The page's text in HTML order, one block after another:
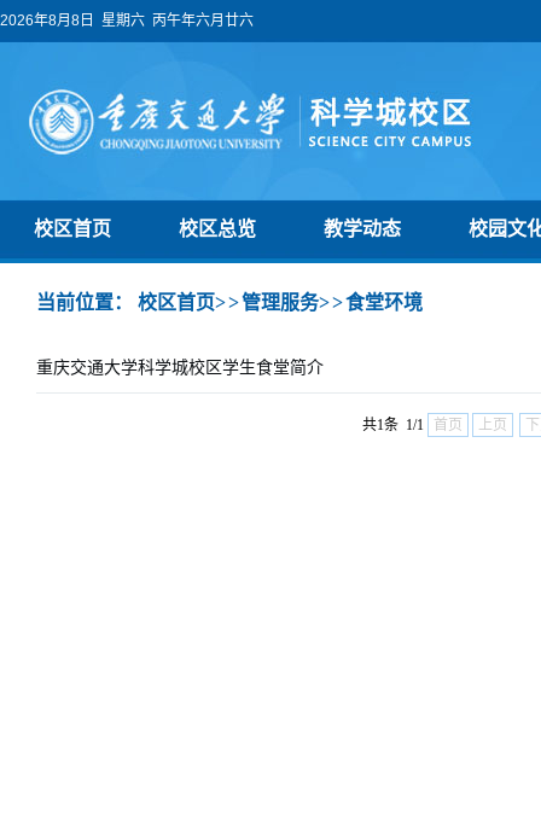
2026年8月8日 星期六 丙午年六月廿六
校区首页 校区总览 教学动态 校园文
当前位置： 校区首页>>管理服务>>食堂环境
重庆交通大学科学城校区学生食堂简介
共1条 1/1 首页 上页